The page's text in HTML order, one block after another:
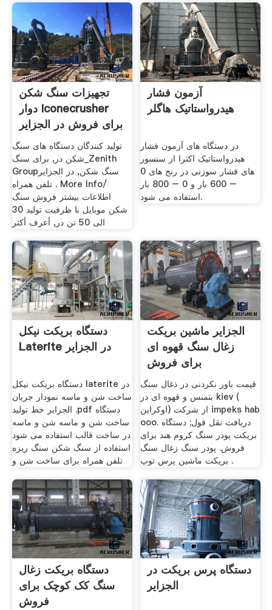
تجهیزات سنگ شکن
دوار Iconecrusher
برای فروش در الجزایر
تولید کنندگان دستگاه های سنگ
شکن در, برای سنگ_Zenith
Groupسنگ شکن, در الجزایر
تلفن همراه . More Info/
اطلاعات بیشتر فروش سنگ
شکن موبایل با ظرفیت تولید 30
الی 50 تن در, أعرف أكثر
آزمون فشار
هیدرواستاتیک هاگلر
در دستگاه های آزمون فشار
هیدرواستاتیک اکثرا از سنسور
های فشار سوزنی در رنج های 0
– 600 بار و 0 – 800 بار
استفاده می شود.
دستگاه بریکت نیکل
Laterite در الجزایر
دستگاه بریکت نیکل laterite در
‫ساخت شن و ماسه نمودار جریان
دستگاه pdf. الجزایر خط تولید
ساخت شن و ماسه شن و ماسه
در ساخت قالب استفاده می شود
استفاده از سنگ شکن سنگ ریزه
تلفن همراه برای ساخت شن و
الجزایر ماشین بریکت
زغال سنگ قهوه ای
برای فروش
قیمت باور نکردنی در ذغال سنگ
بتمنس و قهوه ای در kiev (
اوکراين) از شرکت impeks hab
ooo. دریافت نقل قول; دستگاه
بریکت پودر سنگ کروم هند برای
فروش. پودر سنگ زغال سنگ
بریکت ماشین پرس توپ .
دستگاه بریکت زغال
سنگ کک کوچک برای
فروش
دستگاه پرس بریکت در
الجزایر